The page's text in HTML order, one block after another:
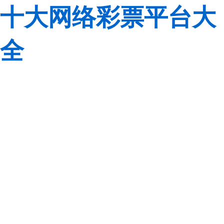
十大网络彩票平台大
全